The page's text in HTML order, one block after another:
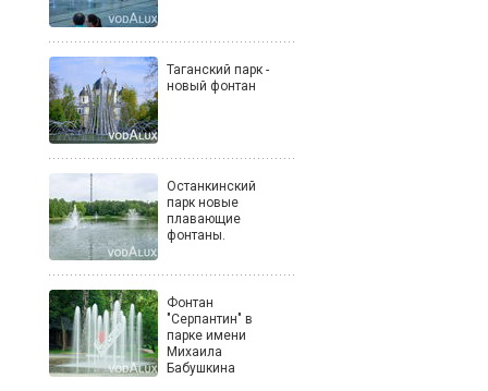
Таганский парк -
новый фонтан
Останкинский
парк новые
плавающие
фонтаны.
Фонтан
"Серпантин" в
парке имени
Михаила
Бабушкина